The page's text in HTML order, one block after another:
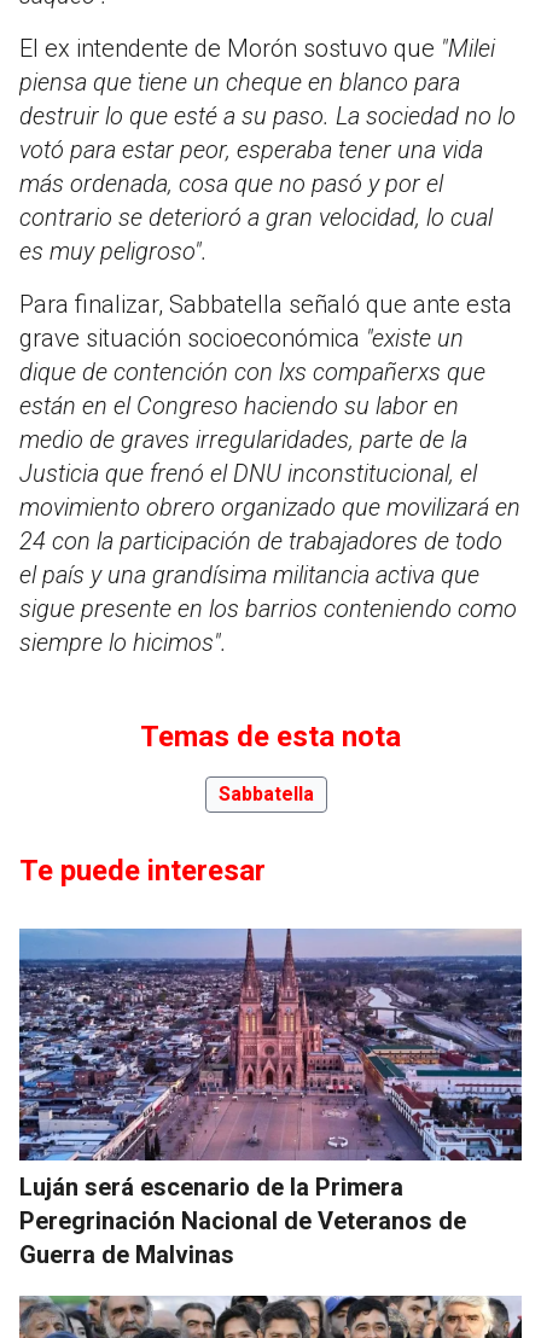
El ex intendente de Morón sostuvo que "Milei
piensa que tiene un cheque en blanco para
destruir lo que esté a su paso. La sociedad no lo
votó para estar peor, esperaba tener una vida
más ordenada, cosa que no pasó y por el
contrario se deterioró a gran velocidad, lo cual
es muy peligroso".
Para finalizar, Sabbatella señaló que ante esta
grave situación socioeconómica "existe un
dique de contención con lxs compañerxs que
están en el Congreso haciendo su labor en
medio de graves irregularidades, parte de la
Justicia que frenó el DNU inconstitucional, el
movimiento obrero organizado que movilizará en
24 con la participación de trabajadores de todo
el país y una grandísima militancia activa que
sigue presente en los barrios conteniendo como
siempre lo hicimos".
Temas de esta nota
Sabbatella
Te puede interesar
Luján será escenario de la Primera
Peregrinación Nacional de Veteranos de
Guerra de Malvinas